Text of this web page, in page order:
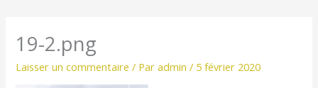
19-2.png
Laisser un commentaire / Paradmin/ 5 février 2020